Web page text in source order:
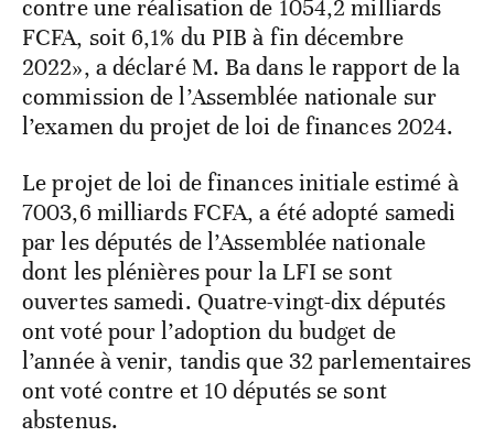
contre une réalisation de 1054,2 milliards
FCFA, soit 6,1% du PIB à fin décembre
2022», a déclaré M. Ba dans le rapport de la
commission de l’Assemblée nationale sur
l’examen du projet de loi de finances 2024.
Le projet de loi de finances initiale estimé à
7003,6 milliards FCFA, a été adopté samedi
par les députés de l’Assemblée nationale
dont les plénières pour la LFI se sont
ouvertes samedi. Quatre-vingt-dix députés
ont voté pour l’adoption du budget de
l’année à venir, tandis que 32 parlementaires
ont voté contre et 10 députés se sont
abstenus.